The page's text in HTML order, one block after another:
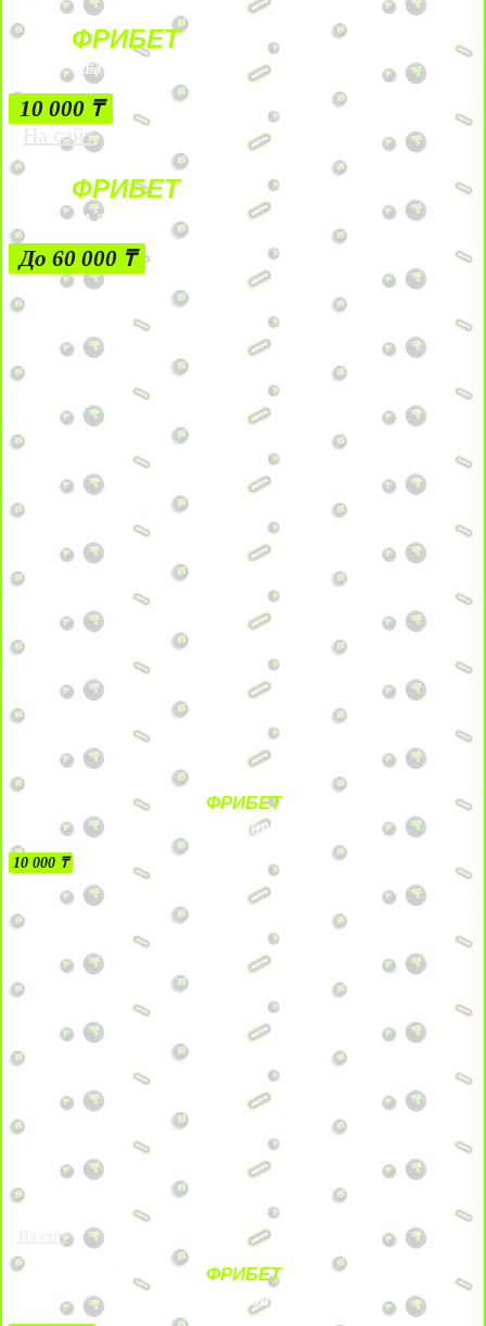
ФРИБЕТ
БЕЗ УСЛОВИЙ
10 000 ₸
На сайт
ФРИБЕТ
ЗА ДЕПОЗИТЫ
До 60 000 ₸
ФРИБЕТ
БЕЗ УСЛОВИЙ
10 000 ₸
На сайт
ФРИБЕТ
ЗА ДЕПОЗИТЫ